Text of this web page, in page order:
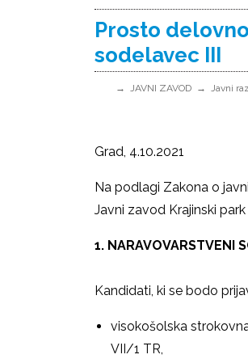
Prosto
sodelavec III
JAVNI ZAVOD Javni
Grad, 4.10.2021
Na podlagi Zakona o
Javni zavod Krajinski
1.
Kandidati, ki se bodo
visokošolska
VII/1 TR,